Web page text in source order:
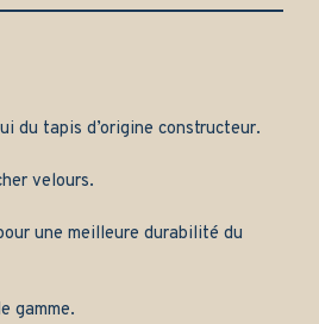
du tapis d’origine constructeur.
velours.
une meilleure durabilité du
gamme.